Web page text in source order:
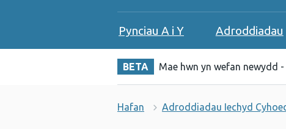
Pynciau A i Y Adroddiadau
BETA Mae hwn yn wefan newydd
Hafan Adroddiadau Iechyd